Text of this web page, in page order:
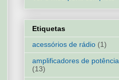
Etiquetas
acessórios de rádio (1)
amplificadores de potência
(13)